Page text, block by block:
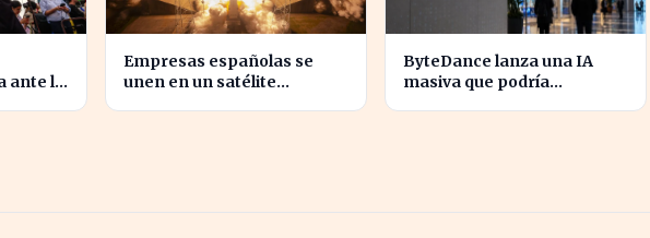
ante la
Empresas españolas se
unen en un satélite
ByteDance lanza una IA
masiva que podría